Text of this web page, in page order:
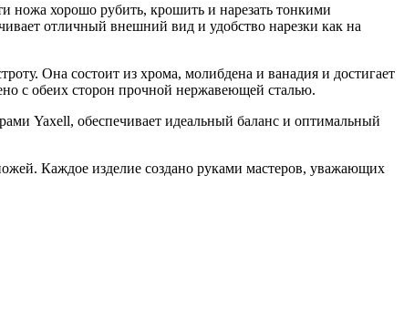
ножа хорошо рубить, крошить и нарезать тонкими
отличный внешний вид и удобство нарезки как на
Она состоит из хрома, молибдена и ванадия и достигает
с обеих сторон прочной нержавеющей сталью.
Yaxell, обеспечивает идеальный баланс и оптимальный
Каждое изделие создано руками мастеров, уважающих